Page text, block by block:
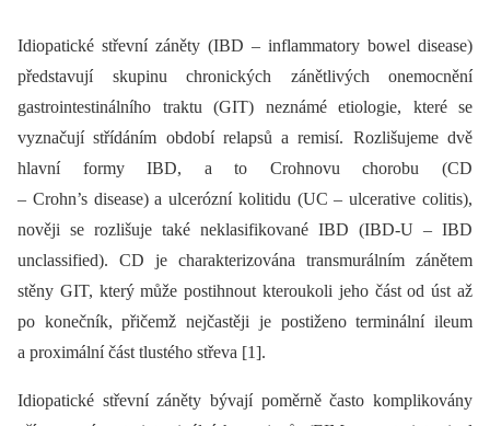
Idiopatické střevní záněty (IBD –⁠ inflammatory bowel disease)
představují skupinu chronických zánětlivých onemocnění
gastrointestinálního traktu (GIT) neznámé etiologie, které se
vyznačují střídáním období relapsů a remisí. Rozlišujeme dvě
hlavní formy IBD, a to Crohnovu chorobu (CD
–⁠ Crohn’s disease) a ulcerózní kolitidu (UC –⁠ ulcerative colitis),
nověji se rozlišuje také neklasifikované IBD (IBD-U –⁠ IBD
unclassified). CD je charakterizována transmurálním zánětem
stěny GIT, který může postihnout kteroukoli jeho část od úst až
po konečník, přičemž nejčastěji je postiženo terminální ileum
a proximální část tlustého střeva [1].
Idiopatické střevní záněty bývají poměrně často komplikovány